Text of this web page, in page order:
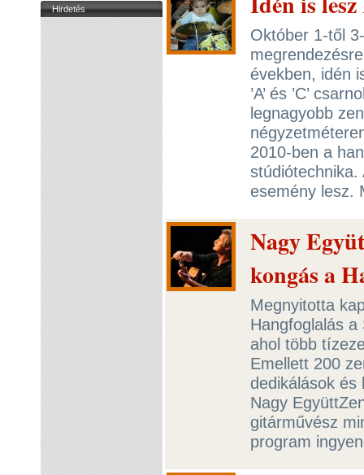
Hirdetés
Október 1-től
években, idén
’A’ és ’C’
legnagyobb
2010-ben a
esemény lesz.
Nagy
kongás a
Megnyitotta
Hangfoglalás
ahol több
Emellett 200
dedikálások és
Nagy
gitárművész
program